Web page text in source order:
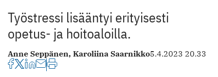
Työstressi lisääntyi erityisesti
opetus- ja hoitoaloilla.
Anne Seppänen, Karoliina Saarnikko5.4.2023 20.33